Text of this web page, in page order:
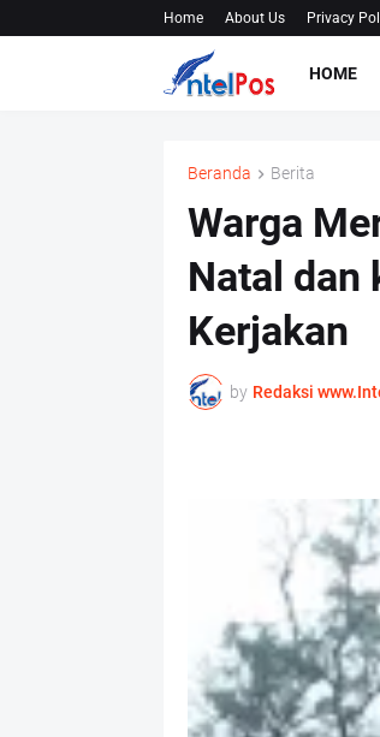
Home About Us Privacy
HOME
Beranda Berita
Warga
Natal dan
Kerjakan
by Redaksi